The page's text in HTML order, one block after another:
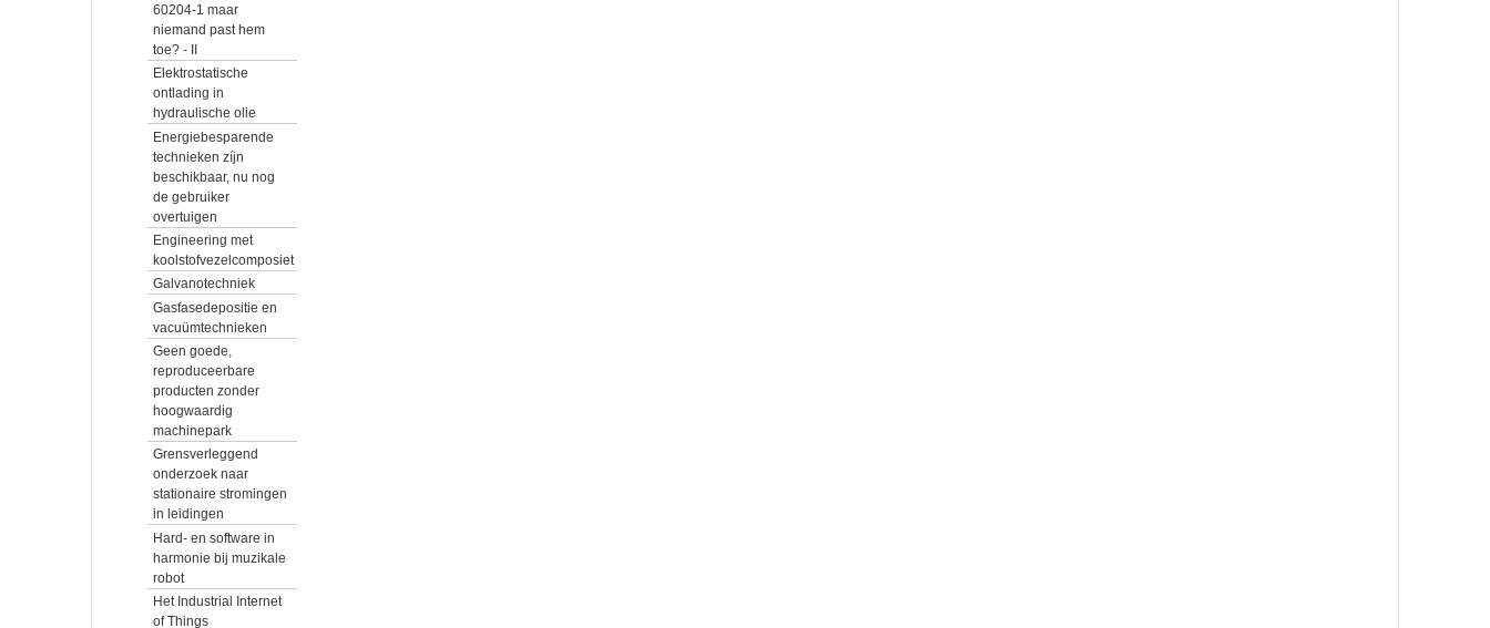
60204-1 maar
niemand past hem
toe? - II
Elektrostatische
ontlading in
hydraulische olie
Energiebesparende
technieken zíjn
beschikbaar, nu nog
de gebruiker
overtuigen
Engineering met
koolstofvezelcomposiet
Galvanotechniek
Gasfasedepositie en
vacuümtechnieken
Geen goede,
reproduceerbare
producten zonder
hoogwaardig
machinepark
Grensverleggend
onderzoek naar
stationaire stromingen
in leidingen
Hard- en software in
harmonie bij muzikale
robot
Het Industrial Internet
of Things